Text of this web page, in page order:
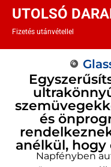
UTOLSÓ
Fizetés utánvétellel
és
anélkül,
Napfényben